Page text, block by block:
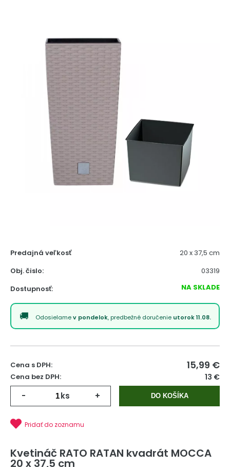
Predajná veľkosť
20 x 37,5 cm
Obj. čislo:
03319
Dostupnosť:
NA SKLADE
Odosielamev pondelok, predbežné doručenie utorok 11.08.
Cena s DPH: 15,99 €
Cena bez DPH: 13 €
- ks + DO KOŠÍKA
Pridať do zoznamu
Kvetináč RATO RATAN kvadrát MOCCA
20 x 37,5 cm